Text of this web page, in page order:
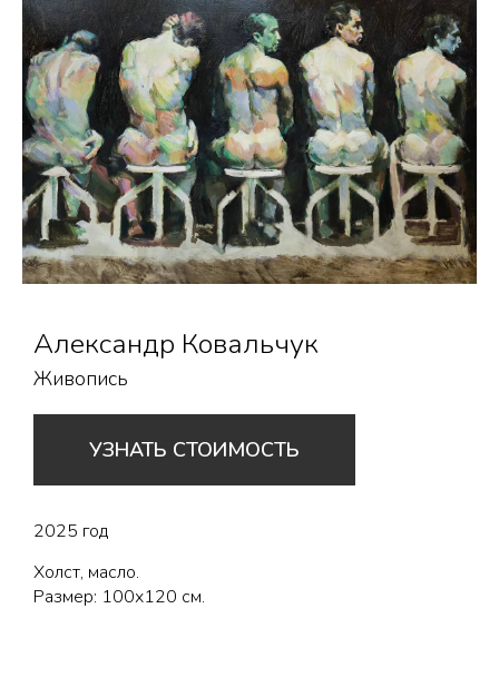
Александр Ковальчук
Живопись
УЗНАТЬ СТОИМОСТЬ
2025 год
Холст, масло.
Размер: 100х120 см.